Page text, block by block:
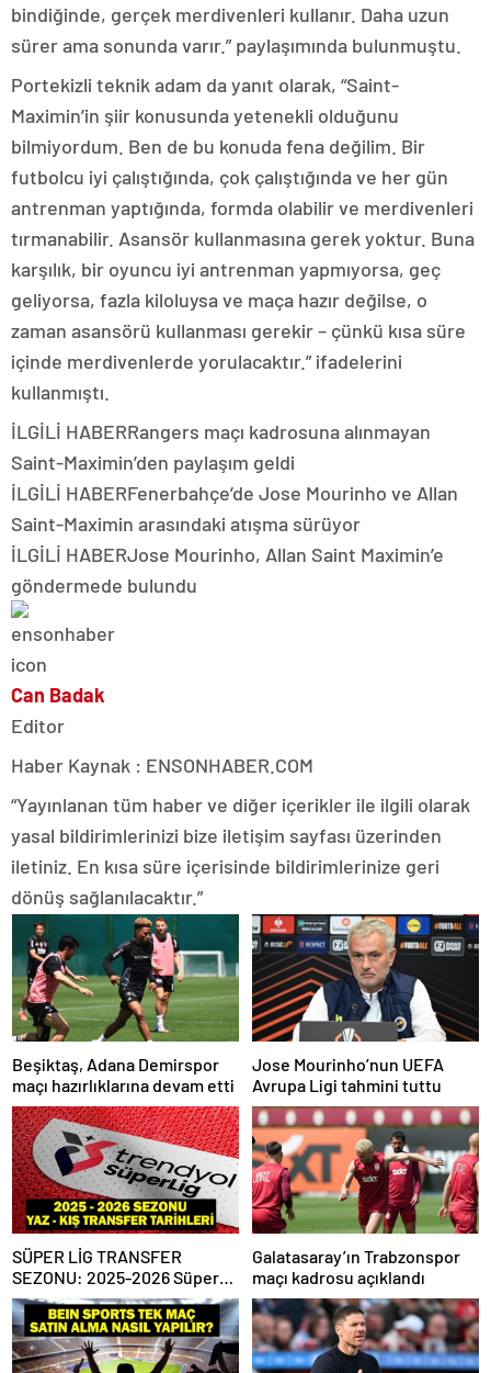
bindiğinde, gerçek merdivenleri kullanır. Daha uzun
sürer ama sonunda varır.” paylaşımında bulunmuştu.
Portekizli teknik adam da yanıt olarak, “Saint-
Maximin’in şiir konusunda yetenekli olduğunu
bilmiyordum. Ben de bu konuda fena değilim. Bir
futbolcu iyi çalıştığında, çok çalıştığında ve her gün
antrenman yaptığında, formda olabilir ve merdivenleri
tırmanabilir. Asansör kullanmasına gerek yoktur. Buna
karşılık, bir oyuncu iyi antrenman yapmıyorsa, geç
geliyorsa, fazla kiloluysa ve maça hazır değilse, o
zaman asansörü kullanması gerekir – çünkü kısa süre
içinde merdivenlerde yorulacaktır.” ifadelerini
kullanmıştı.
İLGİLİ HABERRangers maçı kadrosuna alınmayan
Saint-Maximin’den paylaşım geldi
İLGİLİ HABERFenerbahçe’de Jose Mourinho ve Allan
Saint-Maximin arasındaki atışma sürüyor
İLGİLİ HABERJose Mourinho, Allan Saint Maximin’e
göndermede bulundu
Can Badak
Editor
Haber Kaynak : ENSONHABER.COM
“Yayınlanan tüm haber ve diğer içerikler ile ilgili olarak
yasal bildirimlerinizi bize iletişim sayfası üzerinden
iletiniz. En kısa süre içerisinde bildirimlerinize geri
dönüş sağlanılacaktır.”
Beşiktaş, Adana Demirspor
maçı hazırlıklarına devam etti
Jose Mourinho’nun UEFA
Avrupa Ligi tahmini tuttu
SÜPER LİG TRANSFER
SEZONU: 2025-2026 Süper
Lig Yaz Transfer Sezonu Ne
Zaman Başlayacak? Kış
Transfer Sezonu Ne Zaman
Başlayacak? TFF Açıkladı!
Galatasaray’ın Trabzonspor
maçı kadrosu açıklandı